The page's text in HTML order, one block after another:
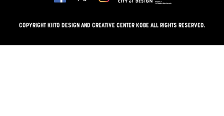
COPYRIGHT KIITO DESIGN AND CREATIVE CENTER KOBE ALL RIGHTS RESERVED.